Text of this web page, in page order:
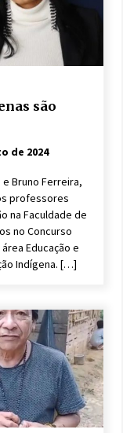
são
de 2024
e Bruno Ferreira,
professores
na Faculdade de
no Concurso
Educação e
Indígena. […]